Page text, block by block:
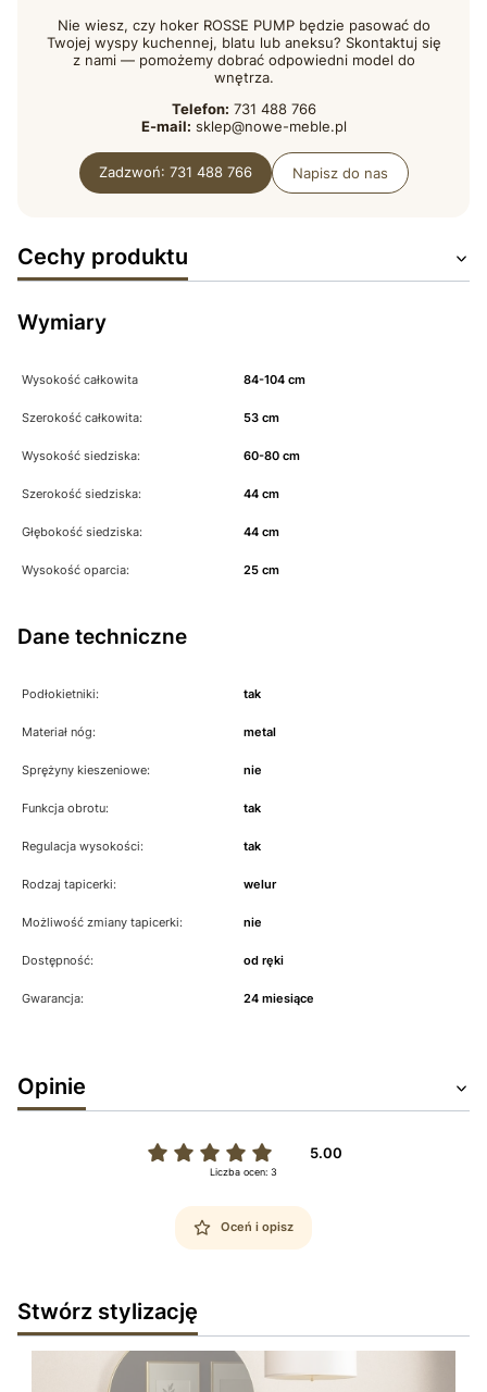
Nie wiesz, czy hoker ROSSE PUMP będzie pasować do
Twojej wyspy kuchennej, blatu lub aneksu? Skontaktuj się
z nami — pomożemy dobrać odpowiedni model do
wnętrza.
Telefon: 731 488 766
E-mail: sklep@nowe-meble.pl
Zadzwoń: 731 488 766 Napisz do nas
Cechy produktu
Wymiary
Wysokość całkowita 84-104 cm
Szerokość całkowita: 53 cm
Wysokość siedziska: 60-80 cm
Szerokość siedziska: 44 cm
Głębokość siedziska: 44 cm
Wysokość oparcia: 25 cm
Dane techniczne
Podłokietniki: tak
Materiał nóg: metal
Sprężyny kieszeniowe: nie
Funkcja obrotu: tak
Regulacja wysokości: tak
Rodzaj tapicerki: welur
Możliwość zmiany tapicerki: nie
Dostępność: od ręki
Gwarancja: 24 miesiące
Opinie
5.00
Liczba ocen: 3
Oceń i opisz
Stwórz stylizację